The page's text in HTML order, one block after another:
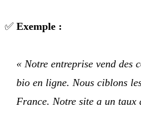
✅ Exemple :
« Notre entreprise vend des
bio en ligne. Nous ciblons
France. Notre site a un taux